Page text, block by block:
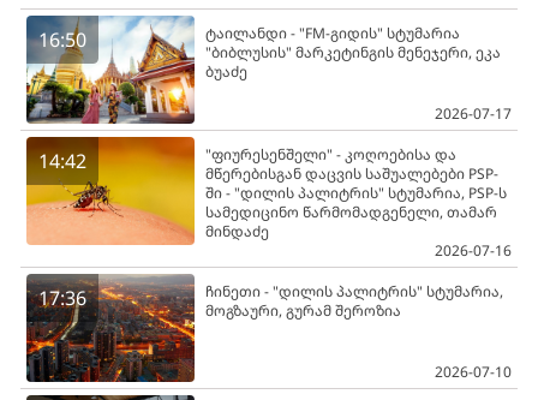
16:50
ტაილანდი - "FM-გიდის" სტუმარია
"ბიბლუსის" მარკეტინგის მენეჯერი, ეკა
ბუაძე
2026-07-17
14:42
"ფიურესენშელი" - კოღოებისა და
მწერებისგან დაცვის საშუალებები PSP-
ში - "დილის პალიტრის" სტუმარია, PSP-ს
სამედიცინო წარმომადგენელი, თამარ
მინდაძე
2026-07-16
17:36
ჩინეთი - "დილის პალიტრის" სტუმარია,
მოგზაური, გურამ შეროზია
2026-07-10